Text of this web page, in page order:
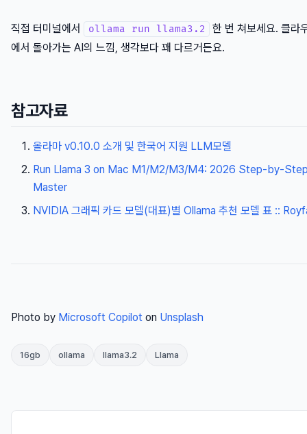
직접 터미널에서 ollama run llama3.2
한 번 쳐보세요. 클라
에서 돌아가는 AI의 느낌, 생각보다 꽤 다르거든요.
참고자료
올라마 v0.10.0 소개 및 한국어 지원 LLM모델
Run Llama 3 on Mac M1/M2/M3/M4: 2026 Step-by-
Master
NVIDIA 그래픽 카드 모델(대표)별 Ollama 추천 모델 표 ::
Photo by Microsoft Copilot on Unsplash
16gb ollama llama3.2 Llama